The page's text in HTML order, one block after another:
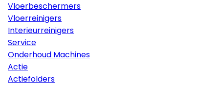
Vloerbeschermers
Vloerreinigers
Interieurreinigers
Service
Onderhoud Machines
Actie
Actiefolders